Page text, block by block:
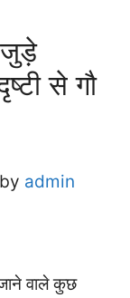
जुड़े
से गौ
admin
वाले कुछ